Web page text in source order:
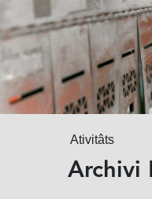
Ativitâts
Archivi